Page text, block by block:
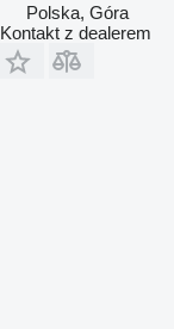
Polska, Góra
Kontakt z dealerem